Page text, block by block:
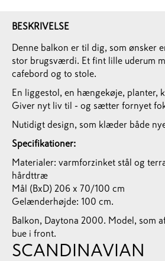
BESKRIVELSE
Denne balkon er til dig, som ønsker
stor brugsværdi. Et fint lille uderum
cafebord og to stole.
En liggestol, en hængekøje, planter,
Giver nyt liv til - og sætter fornyet
Nutidigt design, som klæder både
Specifikationer:
Materialer: varmforzinket stål og
hårdttræ
Mål (BxD) 206 x 70/100 cm
Gelænderhøjde: 100 cm.
Balkon, Daytona 2000. Model, som
bue i front.
SCANDINAVIAN